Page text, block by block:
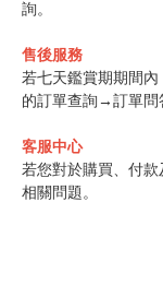
詢。
售後服務
若七天鑑賞期期間
的訂單查詢→訂單問
客服中心
若您對於購買、付
相關問題。